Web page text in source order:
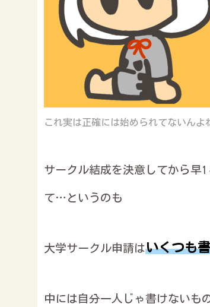
これ実は正確には始められてないんよ
サークル結成を決意してから
て…というのも
大学サークル申請はいくつも
中には自分一人じゃ書けないも